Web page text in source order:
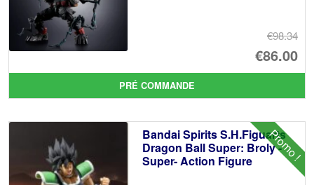
€98.34
Le
€86.00
Le
PRÉ COMMANDE
Promo !
Bandai Spirits S.H.Figuarts
Dragon Ball Super: Broly -
Super- Action Figure